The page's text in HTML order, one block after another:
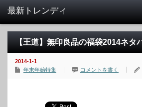
【王道】無印良品の福袋2014ネタ
2014-1-1
年末年始特集
コメントを書く